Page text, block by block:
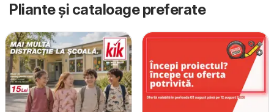
Pliante și cataloage preferate